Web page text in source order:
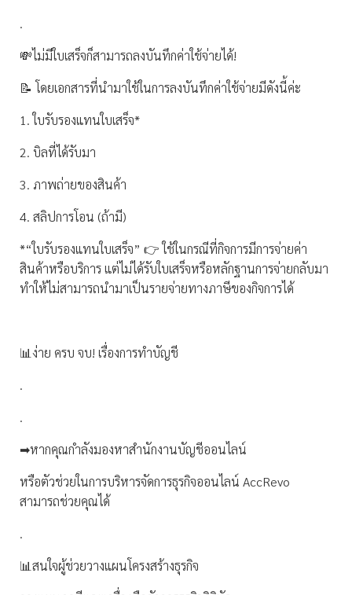
.
💸ไม่มีใบเสร็จก็สามารถลงบันทึกค่าใช้จ่ายได้!
📝 โดยเอกสารที่นำมาใช้ในการลงบันทึกค่าใช้จ่ายมีดังนี้ค่ะ
1. ใบรับรองแทนใบเสร็จ*
2. บิลที่ได้รับมา
3. ภาพถ่ายของสินค้า
4. สลิปการโอน (ถ้ามี)
*“ใบรับรองแทนใบเสร็จ” 👉 ใช้ในกรณีที่กิจการมีการจ่ายค่า
สินค้าหรือบริการ แต่ไม่ได้รับใบเสร็จหรือหลักฐานการจ่ายกลับมา
ทำให้ไม่สามารถนำมาเป็นรายจ่ายทางภาษีของกิจการได้
📊ง่าย ครบ จบ! เรื่องการทำบัญชี
.
.
➡หากคุณกำลังมองหาสำนักงานบัญชีออนไลน์
หรือตัวช่วยในการบริหารจัดการธุรกิจออนไลน์ AccRevo
สามารถช่วยคุณได้
.
📊สนใจผู้ช่วยวางแผนโครงสร้างธุรกิจ